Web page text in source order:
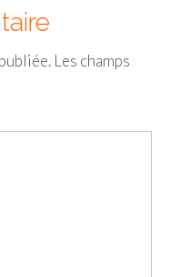
Les champs